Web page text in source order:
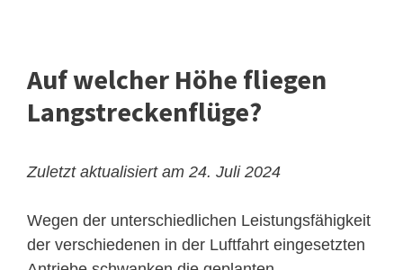
Auf welcher Höhe fliegen
Langstreckenflüge?
Zuletzt aktualisiert am 24. Juli 2024
Wegen der unterschiedlichen Leistungsfähigkeit
der verschiedenen in der Luftfahrt eingesetzten